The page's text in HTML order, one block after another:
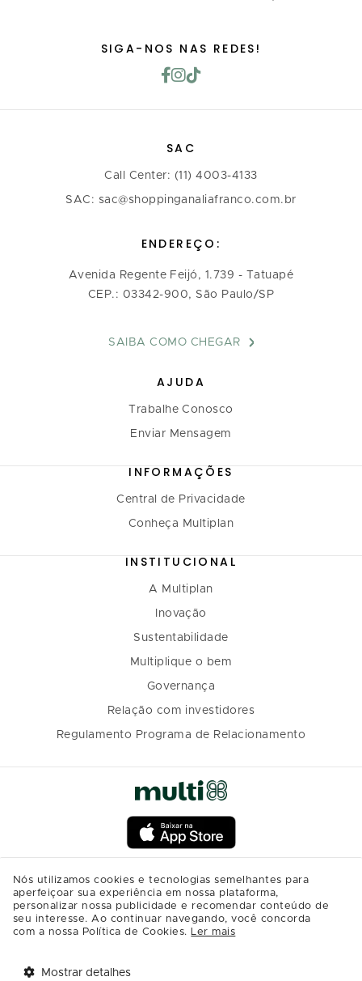
SIGA-NOS NAS REDES!
SAC
Call Center: (11) 4003-4133
SAC: sac@shoppinganaliafranco.com.br
ENDEREÇO:
Avenida Regente Feijó, 1.739 - Tatuapé
CEP.: 03342-900, São Paulo/SP
SAIBA COMO CHEGAR
AJUDA
Trabalhe Conosco
Enviar Mensagem
INFORMAÇÕES
Central de Privacidade
Conheça Multiplan
INSTITUCIONAL
A Multiplan
Inovação
Sustentabilidade
Multiplique o bem
Governança
Relação com investidores
Regulamento Programa de Relacionamento
Nós utilizamos cookies e tecnologias semelhantes para
aperfeiçoar sua experiência em nossa plataforma,
personalizar nossa publicidade e recomendar conteúdo de
seu interesse. Ao continuar navegando, você concorda
com a nossa Política de Cookies. Ler mais
Mostrar detalhes